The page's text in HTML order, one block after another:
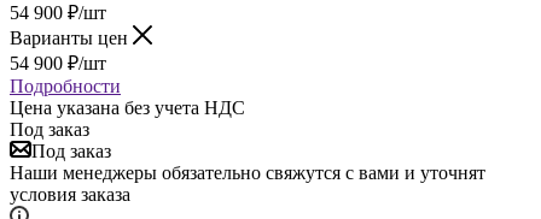
54 900 ₽/шт
Варианты цен
54 900 ₽/шт
Подробности
Цена указана без учета НДС
Под заказ
Под заказ
Наши менеджеры обязательно свяжутся с вами и уточнят
условия заказа